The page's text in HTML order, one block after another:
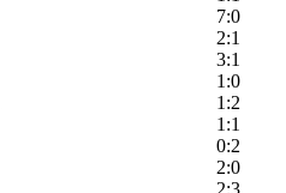
7:0
2:1
3:1
1:0
1:2
1:1
0:2
2:0